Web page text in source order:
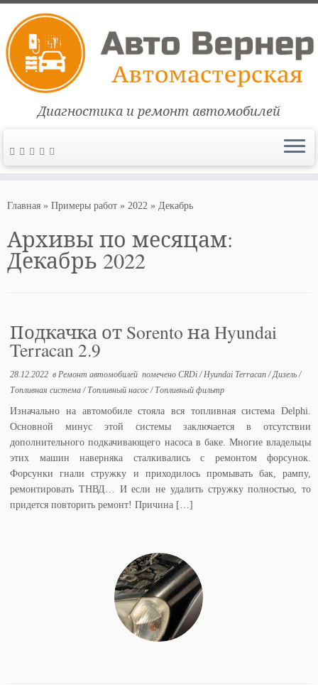
Диагностика и ремонт автомобилей
Главная » Примеры работ » 2022 » Декабрь
Архивы по месяцам:
Декабрь 2022
Подкачка от Sorento на Hyundai
Terracan 2.9
28.12.2022 в Ремонт автомобилей помеченоCRDi/ Hyundai Terracan/ Дизель/
Топливная система/ Топливный насос/ Топливный фильтр
Изначально на автомобиле стояла вся топливная система Delphi.
Основной минус этой системы заключается в отсутствии
дополнительного подкачивающего насоса в баке. Многие владельцы
этих машин наверняка сталкивались с ремонтом форсунок.
Форсунки гнали стружку и приходилось промывать бак, рампу,
ремонтировать ТНВД… И если не удалить стружку полностью, то
придется повторить ремонт! Причина […]